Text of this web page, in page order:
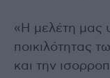
«Η μελέτη μας
ποικιλότητας
και την